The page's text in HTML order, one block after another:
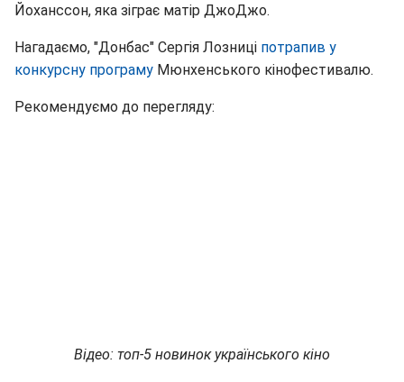
Йоханссон, яка зіграє матір ДжоДжо.
Нагадаємо, "Донбас" Сергія Лозниці потрапив у
конкурсну програму Мюнхенського кінофестивалю.
Рекомендуємо до перегляду:
Відео: топ-5 новинок українського кіно